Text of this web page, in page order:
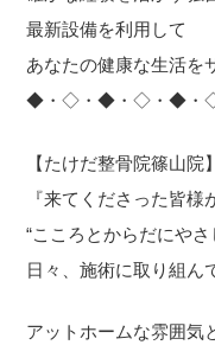
最新設備を利用して
あなたの健康な生活を
◆・◇・◆・◇・◆・
【たけだ整骨院篠山院
『来てくださった皆様
“こころとからだにや
日々、施術に取り組ん
アットホームな雰囲気